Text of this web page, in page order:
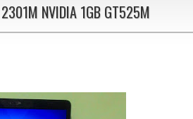
NVIDIA 1GB GT525M